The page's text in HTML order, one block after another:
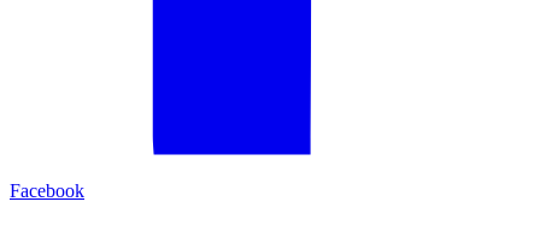
Facebook